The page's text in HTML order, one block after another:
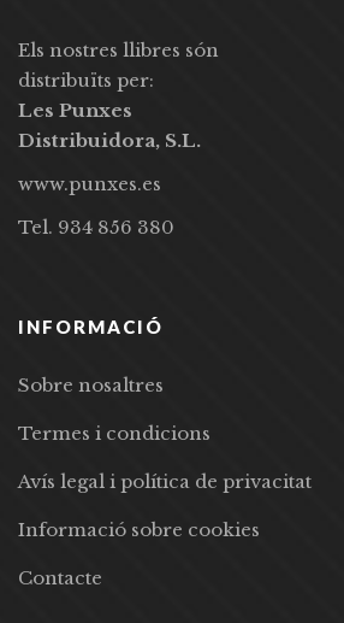
Els nostres llibres són
distribuïts per:
Les Punxes
Distribuidora, S.L.
www.punxes.es
Tel. 934 856 380
INFORMACIÓ
Sobre nosaltres
Termes i condicions
Avís legal i política de privacitat
Informació sobre cookies
Contacte